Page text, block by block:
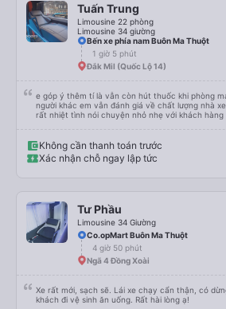
Tuấn Trung
Limousine 22 phòng
Limousine 34 giường
Bến xe phía nam Buôn Ma Thuột
1 giờ 5 phút
Đắk Mil (Quốc Lộ 14)
e góp ý thêm tí là vẫn còn hút thuốc khi phòng
người khác em vẫn đánh giá về chất lượng nhà xe và bạn nhân viên phục vụ
rất nhiệt tình nói chuyện nhỏ nhẹ với khách hàng
Không cần thanh toán trước
Xác nhận chỗ ngay lập tức
Tư Phầu
Limousine 34 Giường
Co.opMart Buôn Ma Thuột
4 giờ 50 phút
Ngã 4 Đồng Xoài
Xe rất mới, sạch sẽ. Lái xe chạy cẩn thận, có
khách đi vệ sinh ăn uống. Rất hài lòng ạ!